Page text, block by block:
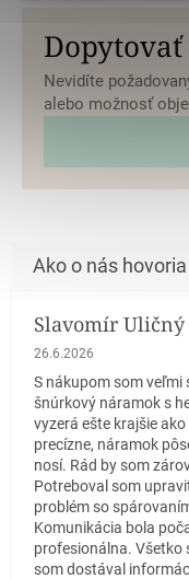
Nevidíte
alebo možnosť
Slavomír Uličný
Hodnotenie obchodu je
26.6.2026
S nákupom som veľmi
šnúrkový náramok s
vyzerá ešte krajšie
precízne, náramok
nosí. Rád by som
Potreboval som
problém so
Komunikácia bola
profesionálna. Všetko
som dostával